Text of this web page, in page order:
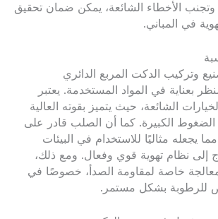
وتجنب الأخطاء الشائعة، يمكن ضمان تحقيق
في المباني.
وتركيب الدكت المربع الدائري
بعناية في المواد المستخدمة. يعتبر
الشائعة، حيث يتميز بقوته العالية
الكبيرة. كما أن الصلب قادر على
يجعله مثاليًا للاستخدام في البيئات
إلى نظام تهوية قوي وفعال. ومع ذلك،
خاصة لمقاومة الصدأ، خصوصًا في
للرطوبة بشكل مستمر.